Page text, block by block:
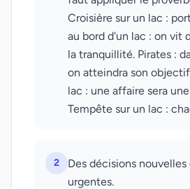
Croisière sur un lac :
au bord d'un lac : on vit
la tranquillité. Pirates :
on atteindra son
lac : une affaire sera
Tempête sur un lac :
2
Des décisions
urgentes.